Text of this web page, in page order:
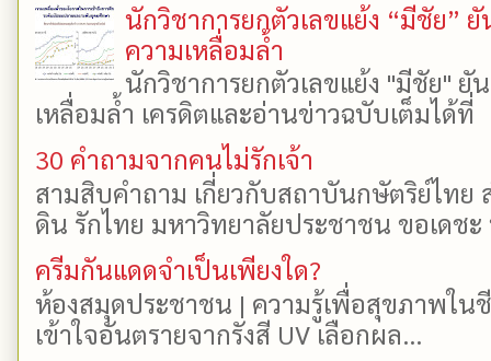
นักวิชาการยกตัวเลขแย้ง “มีชัย”
ความเหลื่อมล้ำ
นักวิชาการยกตัวเลขแย้ง "มีชัย"
เหลื่อมล้ำ เครดิตและอ่านข่าวฉบับเต็มได้
30 คำถามจากคนไม่รักเจ้า
สามสิบคำถาม เกี่ยวกับสถาบันกษัตริย์ไทย
ดิน รักไทย มหาวิทยาลัยประชาชน ขอเดช
ครีมกันแดดจำเป็นเพียงใด?
ห้องสมุดประชาชน | ความรู้เพื่อสุขภาพใน
เข้าใจอันตรายจากรังสี UV เลือกผล...